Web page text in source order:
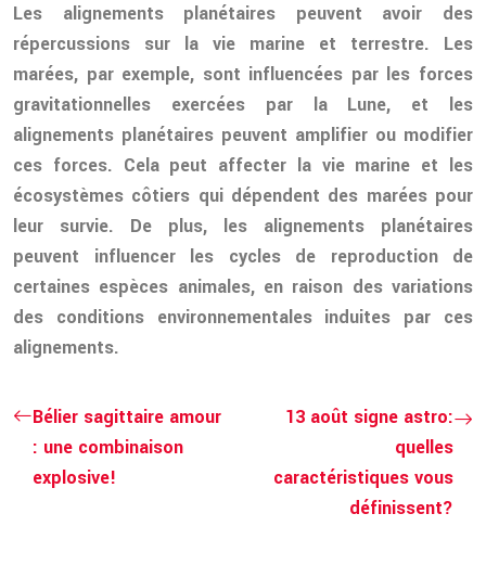
Les alignements planétaires peuvent avoir des
répercussions sur la vie marine et terrestre. Les
marées, par exemple, sont influencées par les forces
gravitationnelles exercées par la Lune, et les
alignements planétaires peuvent amplifier ou modifier
ces forces. Cela peut affecter la vie marine et les
écosystèmes côtiers qui dépendent des marées pour
leur survie. De plus, les alignements planétaires
peuvent influencer les cycles de reproduction de
certaines espèces animales, en raison des variations
des conditions environnementales induites par ces
alignements.
Bélier sagittaire amour
: une combinaison
explosive!
13 août signe astro:
quelles
caractéristiques vous
définissent?